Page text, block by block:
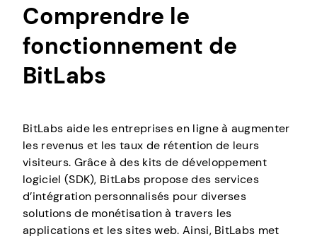
Comprendre le
fonctionnement de
BitLabs
BitLabs aide les entreprises en ligne à augmenter
les revenus et les taux de rétention de leurs
visiteurs. Grâce à des kits de développement
logiciel (SDK), BitLabs propose des services
d’intégration personnalisés pour diverses
solutions de monétisation à travers les
applications et les sites web. Ainsi, BitLabs met